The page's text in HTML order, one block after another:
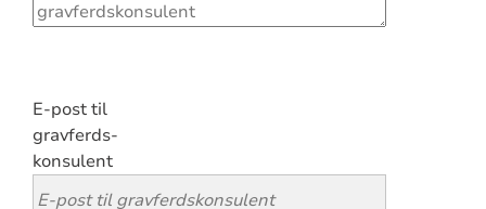
E-post til
gravferds-
konsulent